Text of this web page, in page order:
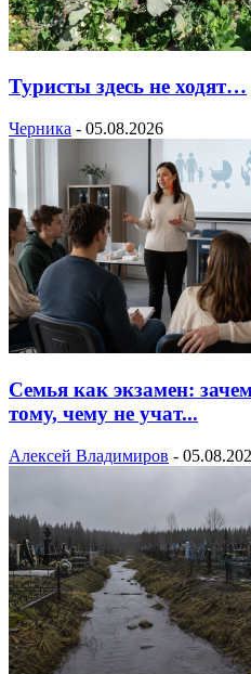
Туристы здесь не ходят…
Черника - 05.08.2026
Семья как экзамен:
тому, чему не учат...
Алексей Владимиров -